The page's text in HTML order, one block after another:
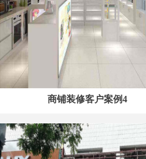
商铺装修客户案例4